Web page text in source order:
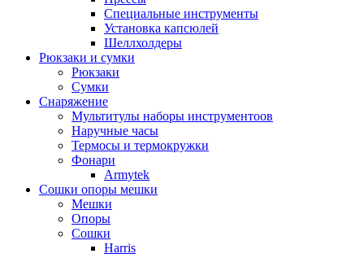
Специальные инструменты
Установка капсюлей
Шеллхолдеры
Рюкзаки и сумки
Рюкзаки
Сумки
Снаряжение
Мультитулы наборы инструментоов
Наручные часы
Термосы и термокружки
Фонари
Armytek
Сошки опоры мешки
Мешки
Опоры
Сошки
Harris